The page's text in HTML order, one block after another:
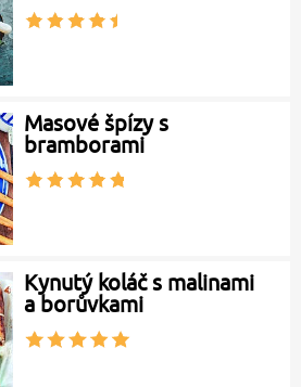
Masové špízy s
bramborami
Kynutý koláč s malinami
a borůvkami